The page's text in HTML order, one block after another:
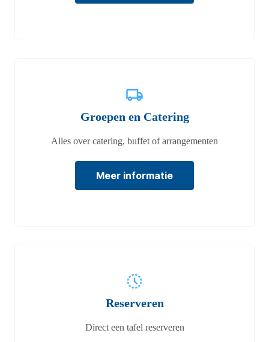
Groepen en Catering
Alles over catering, buffet of arrangementen
Meer informatie
Reserveren
Direct een tafel reserveren